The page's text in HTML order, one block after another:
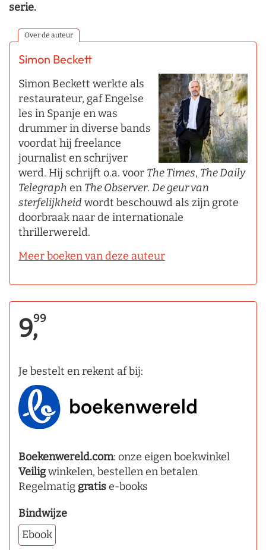
serie.
Over de auteur
Simon Beckett
Simon Beckett werkte als
restaurateur, gaf Engelse
les in Spanje en was
drummer in diverse bands
voordat hij freelance
journalist en schrijver
werd. Hij schrijft o.a. voor The Times, The Daily
Telegraph en The Observer. De geur van
sterfelijkheid wordt beschouwd als zijn grote
doorbraak naar de internationale
thrillerwereld.
Meer boeken van deze auteur
9,99
Je bestelt en rekent af bij:
Boekenwereld.com: onze eigen boekwinkel
Veiligwinkelen, bestellen en betalen
Regelmatig gratise-books
Bindwijze
Ebook